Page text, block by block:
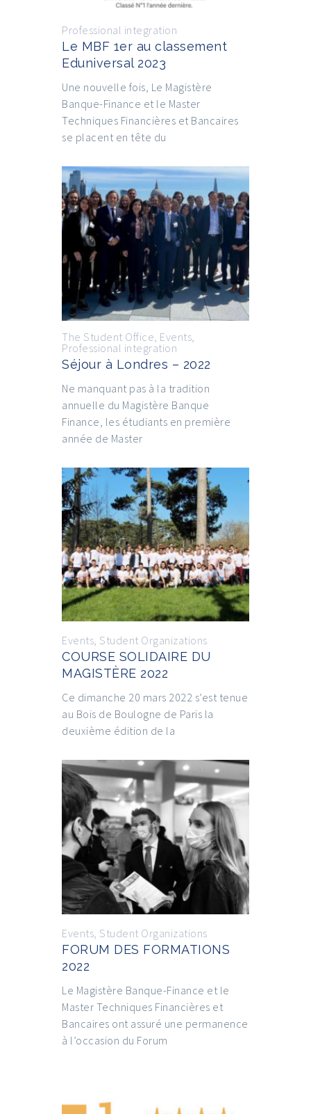
Professional integration
Le MBF 1er au classement
Eduniversal 2023
Une nouvelle fois, Le Magistère
Banque-Finance et le Master
Techniques Financières et Bancaires
se placent en tête du
The Student Office Events
Professional integration
Séjour à Londres – 2022
Ne manquant pas à la tradition
annuelle du Magistère Banque
Finance, les étudiants en première
année de Master
Events, Student Organizations
COURSE SOLIDAIRE DU
MAGISTÈRE 2022
Ce dimanche 20 mars 2022 s’est tenue
au Bois de Boulogne de Paris la
deuxième édition de la
Events Student Organizations
FORUM DES FORMATIONS
2022
Le Magistère Banque-Finance et le
Master Techniques Financières et
Bancaires ont assuré une permanence
à l’occasion du Forum